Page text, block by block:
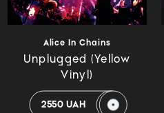
Alice In Chains
Unplugged (Yellow
Vinyl)
2550 UAH